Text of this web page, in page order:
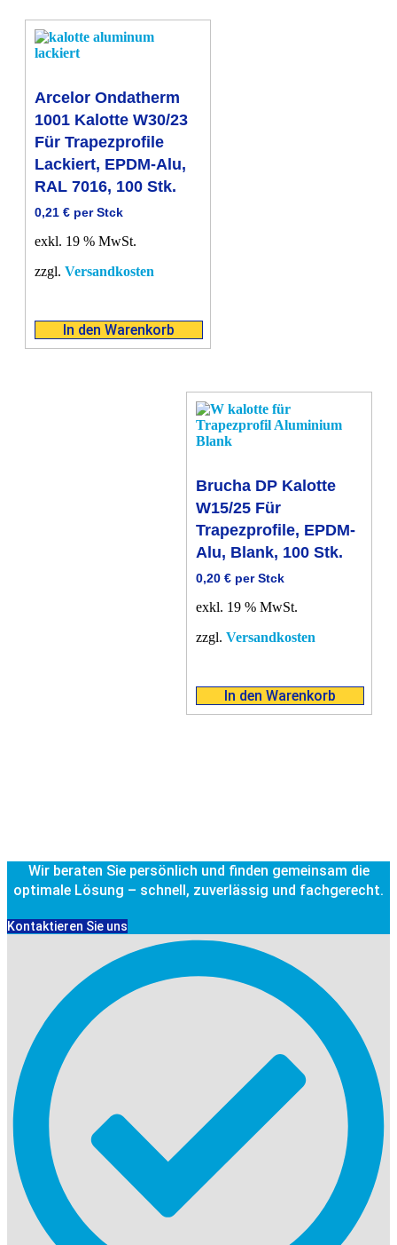
Arcelor Ondatherm
1001 Kalotte W30/23
Für Trapezprofile
Lackiert, EPDM-Alu,
RAL 7016, 100 Stk.
0,21 € per Stck
exkl. 19 % MwSt.
zzgl. Versandkosten
In den Warenkorb
Brucha DP Kalotte
W15/25 Für
Trapezprofile, EPDM-
Alu, Blank, 100 Stk.
0,20 € per Stck
exkl. 19 % MwSt.
zzgl. Versandkosten
In den Warenkorb
Wir beraten Sie persönlich und finden gemeinsam die
optimale Lösung – schnell, zuverlässig und fachgerecht.
Kontaktieren Sie uns